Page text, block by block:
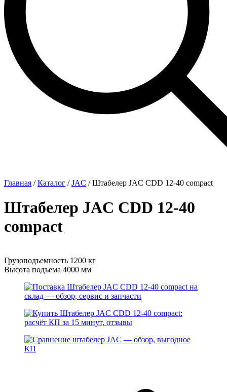
Главная /Каталог /JAC /Штабелер JAC CDD 12-40 compact
Штабелер JAC CDD 12-40
compact
Грузоподъемность 1200 кг
Высота подъема 4000 мм